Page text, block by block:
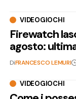
VIDEOGIOCHI
Firewatch
agosto:
DiFRANCESCO LEMURI
VIDEOGIOCHI